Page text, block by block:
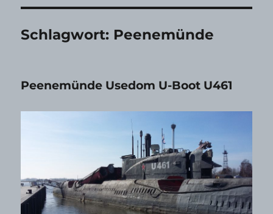
Schlagwort: Peenemünde
Peenemünde Usedom U-Boot U461